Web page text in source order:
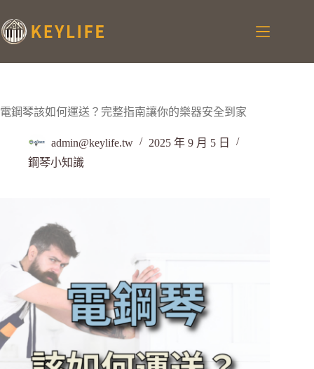
電鋼琴該如何運送？完整指南讓你的樂器安全到家
admin@keylife.tw
2025 年 9 月 5 日
鋼琴小知識